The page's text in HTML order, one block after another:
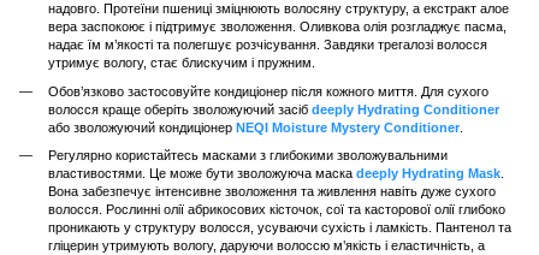
надовго. Протеїни пшениці зміцнюють волосяну структуру, а екстракт алое
вера заспокоює і підтримує зволоження. Оливкова олія розгладжує пасма,
надає їм м’якості та полегшує розчісування. Завдяки трегалозі волосся
утримує вологу, стає блискучим і пружним.
Обов’язково застосовуйте кондиціонер після кожного миття. Для сухого
волосся краще оберіть зволожуючий засіб deeply Hydrating Conditioner
або зволожуючий кондиціонер NEQI Moisture Mystery Conditioner
Регулярно користайтесь масками з глибокими зволожувальними
властивостями. Це може бути зволожуюча маска deeply Hydrating Mask
Вона забезпечує інтенсивне зволоження та живлення навіть дуже сухого
волосся. Рослинні олії абрикосових кісточок, сої та касторової олії глибоко
проникають у структуру волосся, усуваючи сухість і ламкість. Пантенол та
гліцерин утримують вологу, даруючи волоссю м’якість і еластичність, а